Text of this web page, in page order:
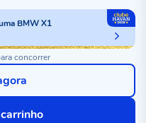
BMW X1
concorrer